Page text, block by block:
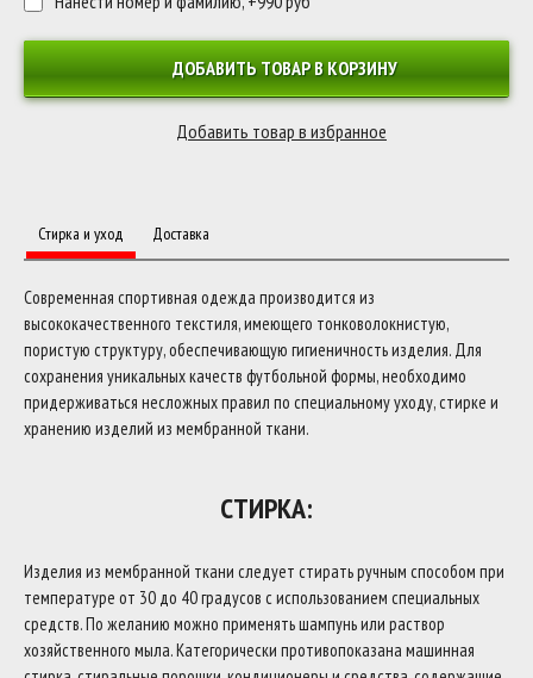
ДОБАВИТЬ ТОВАР В КОРЗИНУ
Стирка и уход Доставка
Современная спортивная одежда производится из
высококачественного текстиля, имеющего тонковолокнистую,
пористую структуру, обеспечивающую гигиеничность изделия. Для
сохранения уникальных качеств футбольной формы, необходимо
придерживаться несложных правил по специальному уходу, стирке и
хранению изделий из мембранной ткани.
СТИРКА:
Изделия из мембранной ткани следует стирать ручным способом при
температуре от 30 до 40 градусов с использованием специальных
средств. По желанию можно применять шампунь или раствор
хозяйственного мыла. Категорически противопоказана машинная